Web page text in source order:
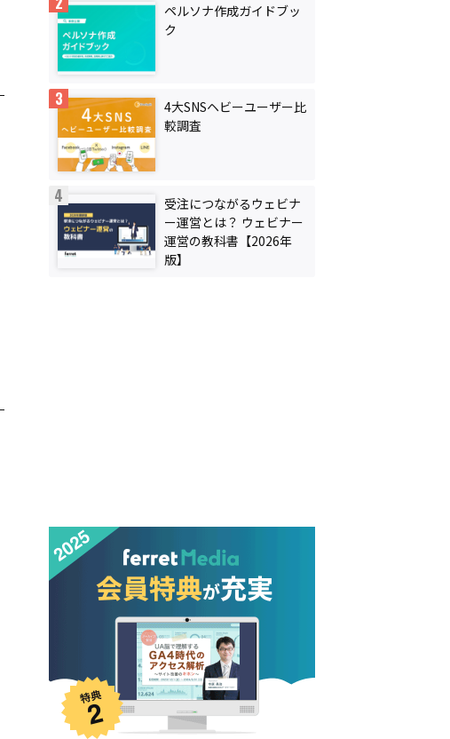
ペルソナ作成ガイドブッ
ク
4大SNSヘビーユーザー比
較調査
受注につながるウェビナ
ー運営とは？ ウェビナー
運営の教科書【2026年
版】